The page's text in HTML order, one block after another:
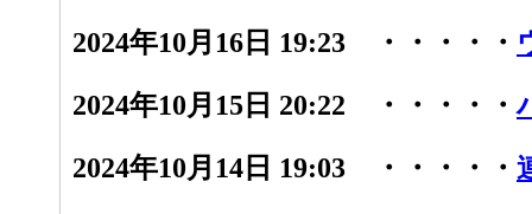
2024年10月16日 19:23 ・・・・・
2024年10月15日 20:22 ・・・・・
2024年10月14日 19:03 ・・・・・